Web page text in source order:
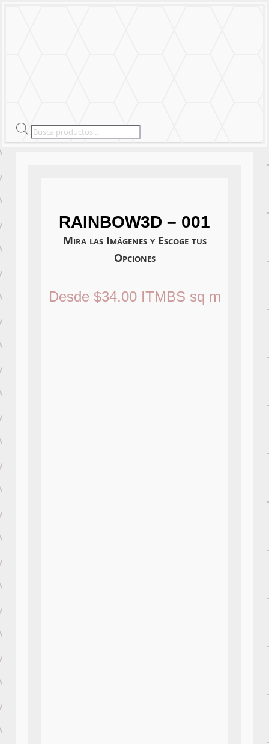
Products
search
RAINBOW3D – 001
Mira las Imágenes y Escoge tus
Opciones
Desde $34.00 ITMBS sq m